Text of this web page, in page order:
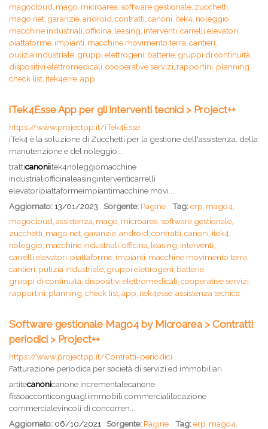
magocloud, mago, microarea, software gestionale, zucchetti,
mago.net, garanzie, android, contratti, canoni, itek4, noleggio,
macchine industriali, officina, leasing, interventi, carrelli elevatori,
piattaforme, impianti, macchine movimento terra, cantieri,
pulizia industriale, gruppi elettrogeni, batterie, gruppi di continuità,
dispositivi elettromedicali, cooperative servizi, rapportini, planning,
check list, itek4erre, app
iTek4Esse App per gli interventi tecnici > Project++
https://www.projectpp.it/iTek4Esse
iTek4 è la soluzione di Zucchetti per la gestione dell'assistenza, della
manutenzione e del noleggio...
tratticanoniitek4noleggiomacchine
industrialiofficinaleasinginterventicarrelli
elevatoripiattaformeimpiantimacchine movi...
Aggiornato:13/01/2023 Sorgente: Pagine Tag:erp, mago4,
magocloud, assistenza, mago, microarea, software gestionale,
zucchetti, mago.net, garanzie, android, contratti, canoni, itek4,
noleggio, macchine industriali, officina, leasing, interventi,
carrelli elevatori, piattaforme, impianti, macchine movimento terra,
cantieri, pulizia industriale, gruppi elettrogeni, batterie,
gruppi di continuità, dispositivi elettromedicali, cooperative servizi,
rapportini, planning, check list, app, itek4esse, assistenza tecnica
Software gestionale Mago4 by Microarea > Contratti
periodici > Project++
https://www.projectpp.it/Contratti-periodici
Fatturazione periodica per società di servizi ed immobiliari
artitecanonicanone incrementalecanone
fissoacconticonguagliimmobili commercialilocazione
commercialevincoli di concorren...
Aggiornato: 06/10/2021 Sorgente: Pagine Tag:erp, mago4,